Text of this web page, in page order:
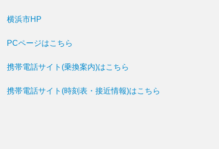
横浜市HP
PCページはこちら
携帯電話サイト(乗換案内)はこちら
携帯電話サイト(時刻表・接近情報)はこちら